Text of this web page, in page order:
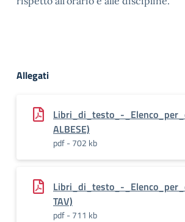
Allegati
Libri_di_testo_-
ALBESE)
pdf - 702 kb
Libri_di_testo_-
TAV)
pdf - 711 kb